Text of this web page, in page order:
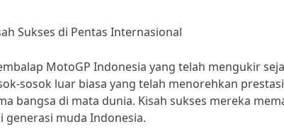
Sukses di Pentas Internasional
MotoGP Indonesia yang telah mengukir
sosok luar biasa yang telah menorehkan
bangsa di mata dunia. Kisah sukses mereka
generasi muda Indonesia.